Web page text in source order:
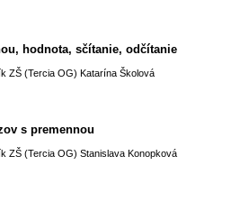
hodnota, sčítanie, odčítanie
ZŠ (Tercia OG) Katarína Školová
s premennou
ZŠ (Tercia OG) Stanislava Konopková